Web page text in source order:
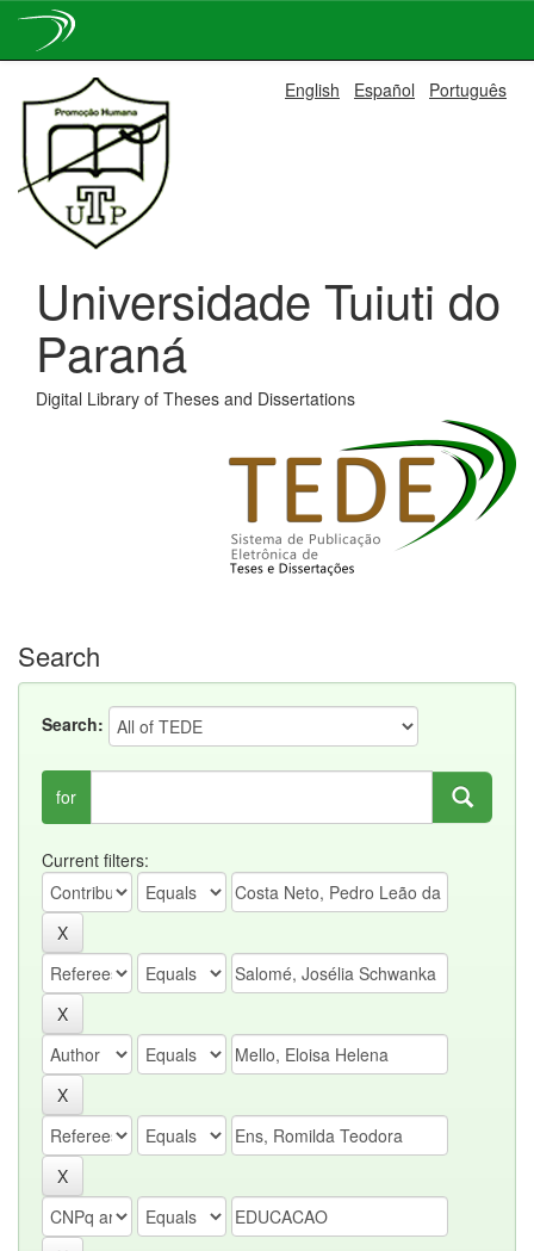
navigation
English Español Português
Universidade Tuiuti do
Paraná
Digital Library of Theses and Dissertations
Search
Search:
for
Current filters: